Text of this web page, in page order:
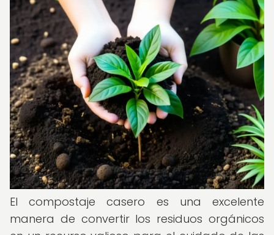
El compostaje casero es una excelente
manera de convertir los residuos orgánicos